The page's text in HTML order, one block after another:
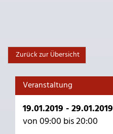
Zurück zur Übersicht
Veranstaltung
19.01.2019 - 29.01.2019
von 09:00 bis 20:00